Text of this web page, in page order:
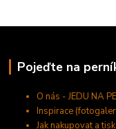
Pojeďte na
O nás - JEDU NA
Inspirace
Jak nakupovat a